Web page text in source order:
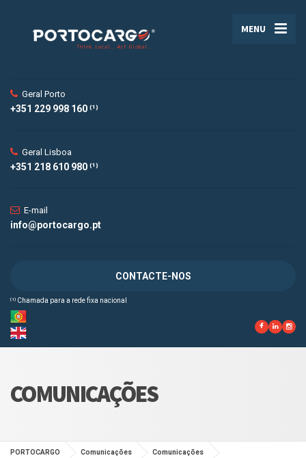
MENU
Geral Porto
+351 229 998 160 ⁽¹⁾
Geral Lisboa
+351 218 610 980 ⁽¹⁾
E-mail
info@portocargo.pt
CONTACTE-NOS
⁽¹⁾ Chamada para a rede fixa nacional
COMUNICAÇÕES
PORTOCARGO Comunicações Comunicações